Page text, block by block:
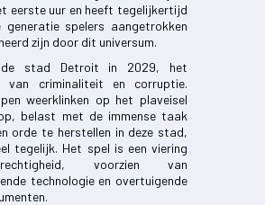
eerste uur en heeft tegelijkertijd
generatie spelers aangetrokken
zijn door dit universum.
de stad Detroit in 2029, het
van criminaliteit en corruptie.
weerklinken op het plaveisel
belast met de immense taak
orde te herstellen in deze stad,
tegelijk. Het spel is een viering
voorzien van
technologie en overtuigende